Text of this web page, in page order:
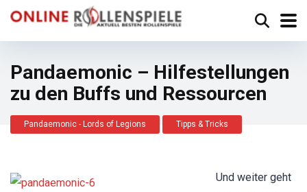
Pandaemonic – Hilfestellungen
zu den Buffs und Ressourcen
Pandaemonic - Lords of Legions Tipps & Tricks
Und weiter geht